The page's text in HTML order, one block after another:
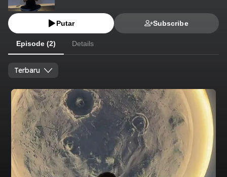
Putar Subscribe
Episode (2) Details
Terbaru